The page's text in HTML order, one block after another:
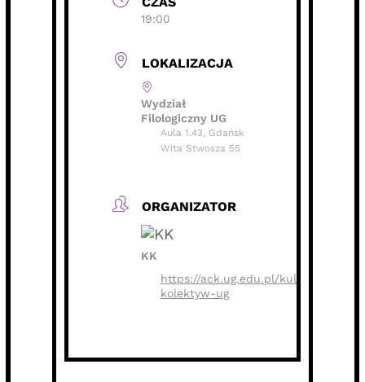
19:00
LOKALIZACJA
Wydział
Filologiczny UG
Aula 1.43, Gdańsk
Wita Stwosza 55
ORGANIZATOR
KK
https://ack.ug.edu.pl/kulturalny-
kolektyw-ug